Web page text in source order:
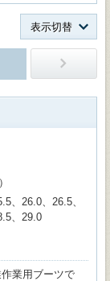
表示切替
、26.0、26.5、
、29.0
業用ブーツで